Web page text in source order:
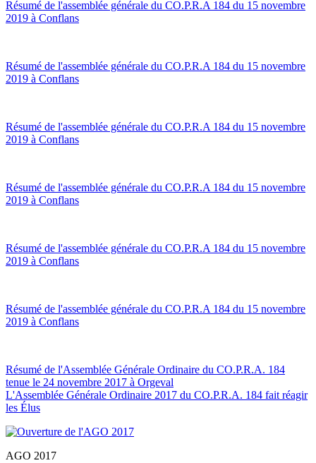
Résumé de l'assemblée générale du CO.P.R.A 184 du 15 novembre
2019 à Conflans
Résumé de l'assemblée générale du CO.P.R.A 184 du 15 novembre
2019 à Conflans
Résumé de l'assemblée générale du CO.P.R.A 184 du 15 novembre
2019 à Conflans
Résumé de l'assemblée générale du CO.P.R.A 184 du 15 novembre
2019 à Conflans
Résumé de l'assemblée générale du CO.P.R.A 184 du 15 novembre
2019 à Conflans
Résumé de l'assemblée générale du CO.P.R.A 184 du 15 novembre
2019 à Conflans
Résumé de l'Assemblée Générale Ordinaire du CO.P.R.A. 184
tenue le 24 novembre 2017 à Orgeval
L'Assemblée Générale Ordinaire 2017 du CO.P.R.A. 184 fait réagir
les Élus
AGO 2017